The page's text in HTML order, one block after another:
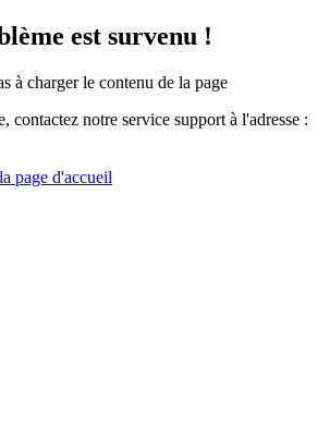
est survenu !
à charger le contenu de la page
contactez notre service support à l'adresse :
page d'accueil